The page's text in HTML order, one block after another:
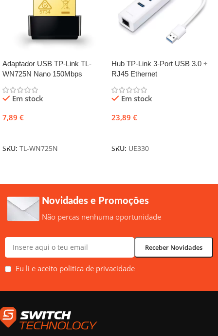
Adaptador USB TP-Link TL-
WN725N Nano 150Mbps
Em stock
7,89 €
SKU: TL-WN725N
Hub TP-Link 3-Port USB 3.0 +
RJ45 Ethernet
Em stock
23,89 €
SKU: UE330
Novidades e Promoções
Não percas nenhuma oportunidade
Eu li e aceito politica de privacidade